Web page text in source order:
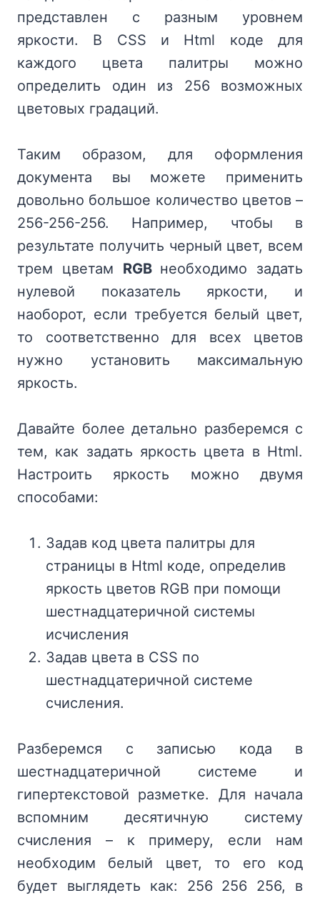
представлен с разным уровнем
яркости. В CSS и Html коде для
каждого цвета палитры можно
определить один из 256 возможных
цветовых градаций.
Таким образом, для оформления
документа вы можете применить
довольно большое количество цветов –
256-256-256. Например, чтобы в
результате получить черный цвет, всем
трем цветам RGB необходимо задать
нулевой показатель яркости, и
наоборот, если требуется белый цвет,
то соответственно для всех цветов
нужно установить максимальную
яркость.
Давайте более детально разберемся с
тем, как задать яркость цвета в Html.
Настроить яркость можно двумя
способами:
Задав код цвета палитры для
страницы в Html коде, определив
яркость цветов RGB при помощи
шестнадцатеричной системы
исчисления
Задав цвета в CSS по
шестнадцатеричной системе
счисления.
Разберемся с записью кода в
шестнадцатеричной системе и
гипертекстовой разметке. Для начала
вспомним десятичную систему
счисления – к примеру, если нам
необходим белый цвет, то его код
будет выглядеть как: 256 256 256, в